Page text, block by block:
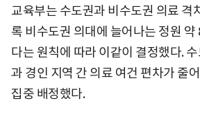
교육부는 수도권과 비수도권 의료 격
록 비수도권 의대에 늘어나는 정원
다는 원칙에 따라 이같이 결정했다.
과 경인 지역 간 의료 여건 편차가 줄
집중 배정했다.